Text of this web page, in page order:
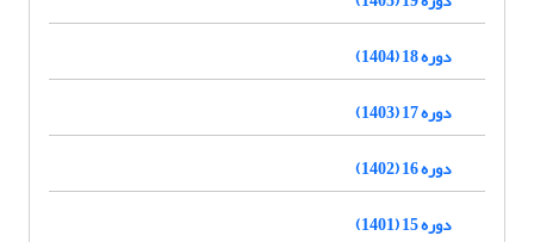
دوره 18 (1404)
دوره 17 (1403)
دوره 16 (1402)
دوره 15 (1401)